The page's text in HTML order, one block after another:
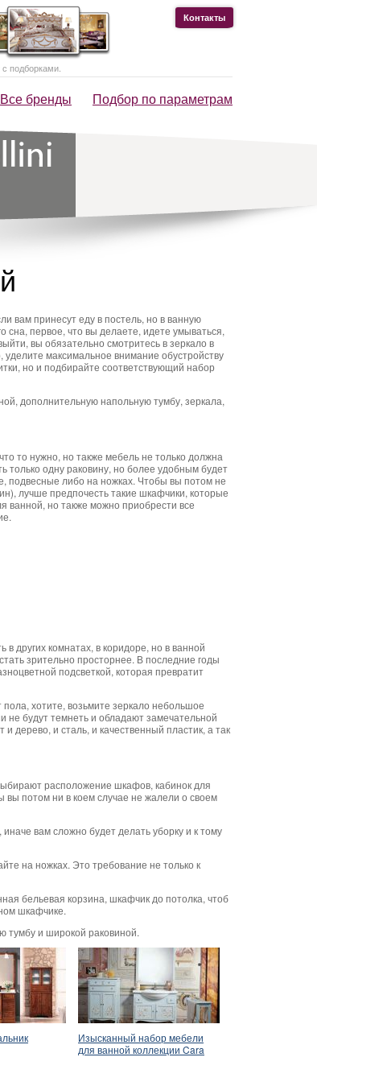
Все бренды Подбор по параметрам
Контакты
с подборками.
вам принесут еду в постель, но в ванную
сна, первое, что вы делаете, идете умываться,
вы обязательно смотритесь в зеркало в
максимальное внимание обустройству
но и подбирайте соответствующий набор
дополнительную напольную тумбу, зеркала,
то нужно, но также мебель не только должна
только одну раковину, но более удобным будет
подвесные либо на ножках. Чтобы вы потом не
лучше предпочесть такие шкафчики, которые
но также можно приобрести все
других комнатах, в коридоре, но в ванной
зрительно просторнее. В последние годы
подсветкой, которая превратит
пола, хотите, возьмите зеркало небольшое
будут темнеть и обладают замечательной
дерево, и сталь, и качественный пластик, а так
расположение шкафов, кабинок для
вы потом ни в коем случае не жалели о своем
вам сложно будет делать уборку и к тому
на ножках. Это требование не только к
бельевая корзина, шкафчик до потолка, чтоб
шкафчике.
тумбу и широкой раковиной.
Изысканный набор мебели
для ванной коллекции Cara